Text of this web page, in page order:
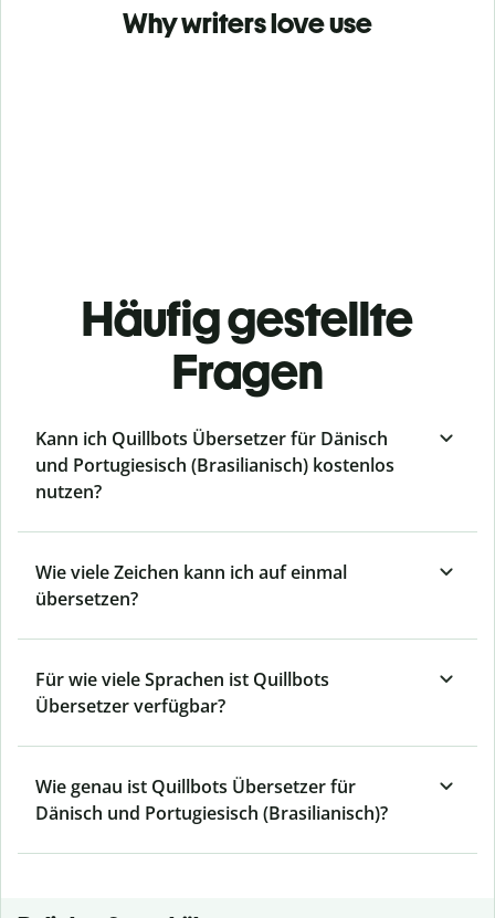
Why writers love use
Häufig gestellte
Fragen
Kann ich Quillbots Übersetzer für Dänisch
und Portugiesisch (Brasilianisch) kostenlos
nutzen?
Wie viele Zeichen kann ich auf einmal
übersetzen?
Für wie viele Sprachen ist Quillbots
Übersetzer verfügbar?
Wie genau ist Quillbots Übersetzer für
Dänisch und Portugiesisch (Brasilianisch)?